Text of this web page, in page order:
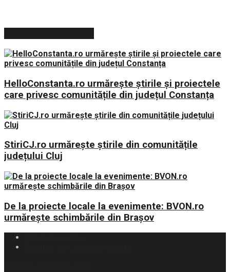
HelloConstanta.ro urmărește știrile și proiectele
care privesc comunitățile din județul Constanța
StiriCJ.ro urmărește știrile din comunitățile
județului Cluj
De la proiecte locale la evenimente: BVON.ro
urmărește schimbările din Brașov